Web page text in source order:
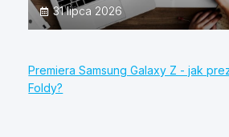
31 lipca 2026
Premiera Samsung Galaxy Z - jak
Foldy?